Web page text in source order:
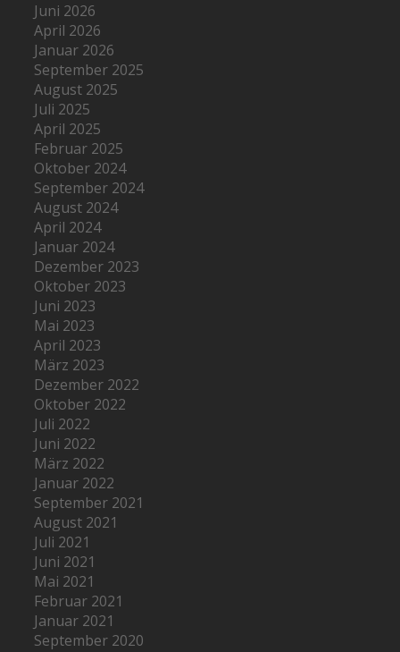
Juni 2026
April 2026
Januar 2026
September 2025
August 2025
Juli 2025
April 2025
Februar 2025
Oktober 2024
September 2024
August 2024
April 2024
Januar 2024
Dezember 2023
Oktober 2023
Juni 2023
Mai 2023
April 2023
März 2023
Dezember 2022
Oktober 2022
Juli 2022
Juni 2022
März 2022
Januar 2022
September 2021
August 2021
Juli 2021
Juni 2021
Mai 2021
Februar 2021
Januar 2021
September 2020